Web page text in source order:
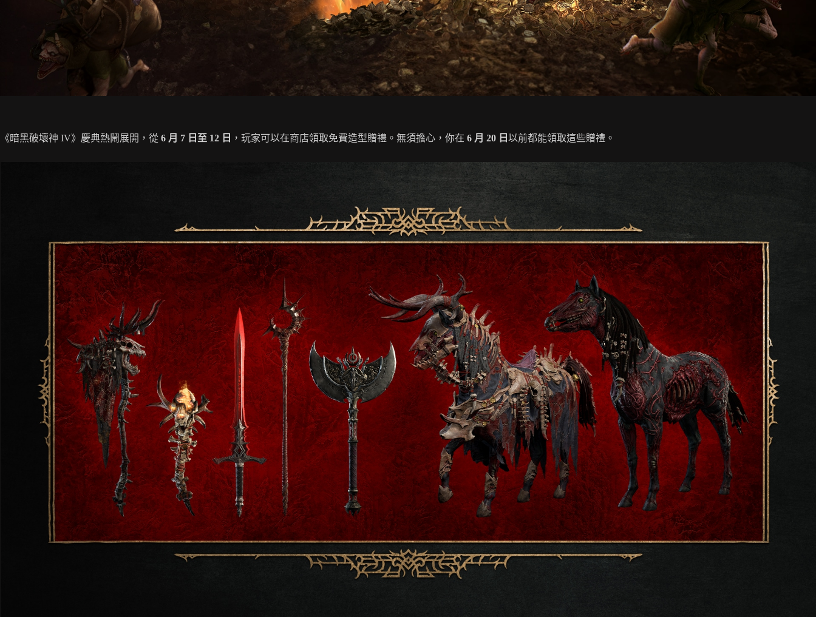
《暗黑破壞神 IV》慶典熱鬧展開，從 6 月 7 日至 12 日 ，玩家可以在商店領取免費造型贈禮。無須擔心，你在 6 月 20 日 以前都能領取這些贈禮。